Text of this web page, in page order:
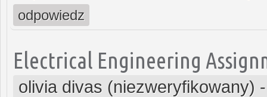
odpowiedz
Electrical Engineering
olivia divas (niezweryfikowany)